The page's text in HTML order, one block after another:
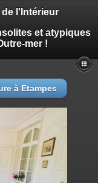
l'Intérieur
et atypiques
mer !
à Etampes